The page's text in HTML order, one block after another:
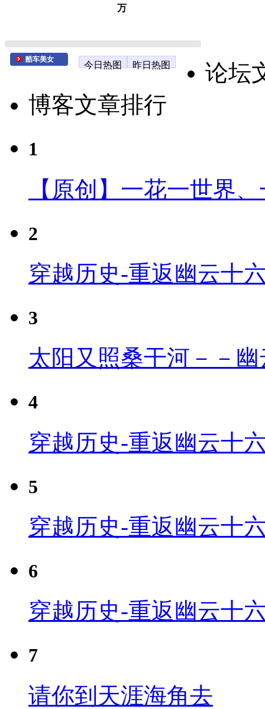
万
酷车美女
今日热图 昨日热图
论坛
博客文章排行
1
【原创】一花一世界
2
穿越历史-重返幽云十
3
太阳又照桑干河－－
4
穿越历史-重返幽云十
5
穿越历史-重返幽云十
6
穿越历史-重返幽云十
7
请你到天涯海角去